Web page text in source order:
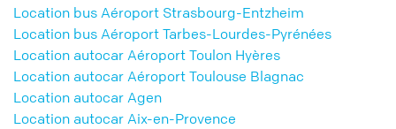
Location bus Aéroport Strasbourg-Entzheim
Location bus Aéroport Tarbes-Lourdes-Pyrénées
Location autocar Aéroport Toulon Hyères
Location autocar Aéroport Toulouse Blagnac
Location autocar Agen
Location autocar Aix-en-Provence